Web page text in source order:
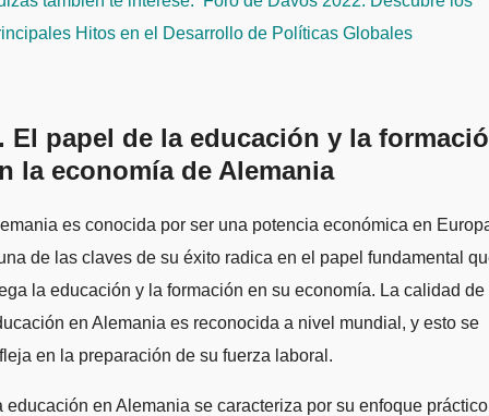
Hitos en el Desarrollo de Políticas Globales
El papel de la educación y la
la economía de Alemania
es conocida por ser una potencia económica en
de las claves de su éxito radica en el papel fundamental
la educación y la formación en su economía. La calidad de
en Alemania es reconocida a nivel mundial, y esto se
en la preparación de su fuerza laboral.
educación en Alemania se caracteriza por su enfoque